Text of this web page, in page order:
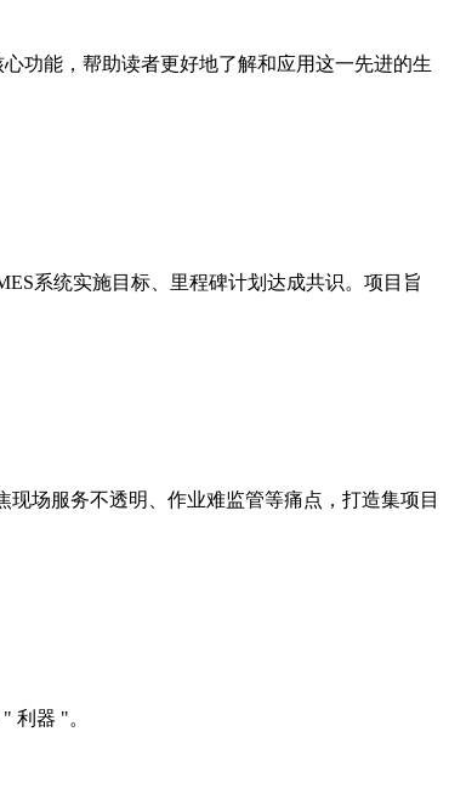
功能，帮助读者更好地了解和应用这一先进的生
系统实施目标、里程碑计划达成共识。项目旨
场服务不透明、作业难监管等痛点，打造集项目
利器 "。